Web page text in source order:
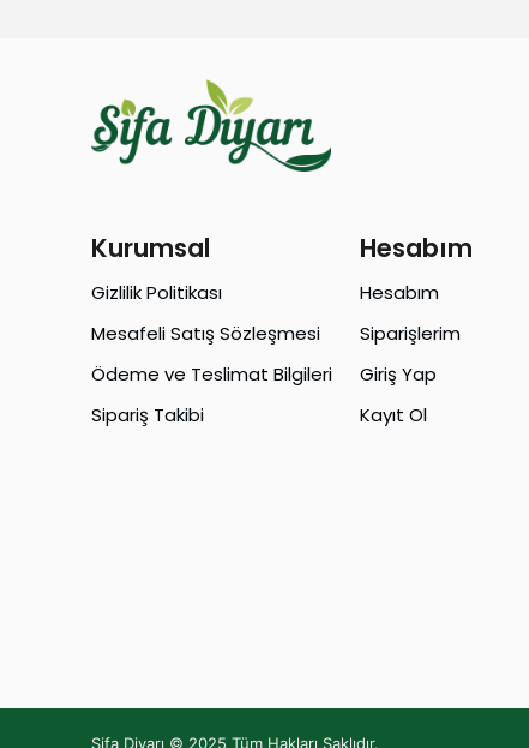
Kurumsal
Gizlilik Politikası
Mesafeli Satış Sözleşmesi
Ödeme ve Teslimat Bilgileri
Sipariş Takibi
Hesabım
Hesabım
Siparişlerim
Giriş Yap
Kayıt Ol
Şifa Diyarı © 2025 Tüm Hakları Saklıdır.